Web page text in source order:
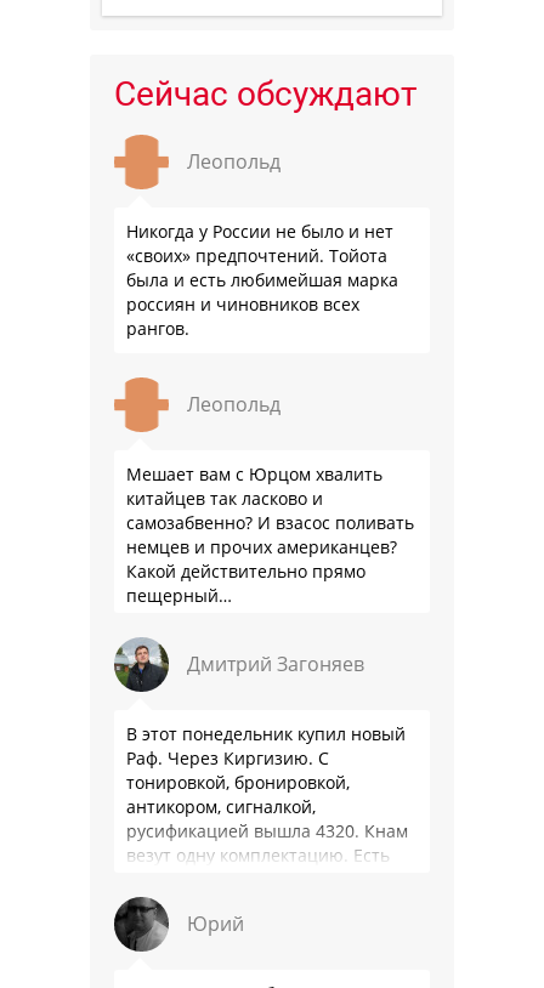
Сейчас обсуждают
Леопольд
Никогда у России не было и нет
«своих» предпочтений. Тойота
была и есть любимейшая марка
россиян и чиновников всех
рангов.
Леопольд
Мешает вам с Юрцом хвалить
китайцев так ласково и
самозабвенно? И взасос поливать
немцев и прочих американцев?
Какой действительно прямо
пещерный…
Дмитрий Загоняев
В этот понедельник купил новый
Раф. Через Киргизию. С
тонировкой, бронировкой,
антикором, сигналкой,
русификацией вышла 4320. Кнам
везут одну комплектацию. Есть
(т. е. только интернет радио), нет
…
Юрий